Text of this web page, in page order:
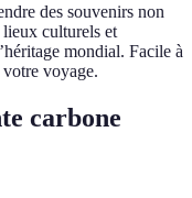
des souvenirs non
lieux culturels et
mondial. Facile à
voyage.
carbone